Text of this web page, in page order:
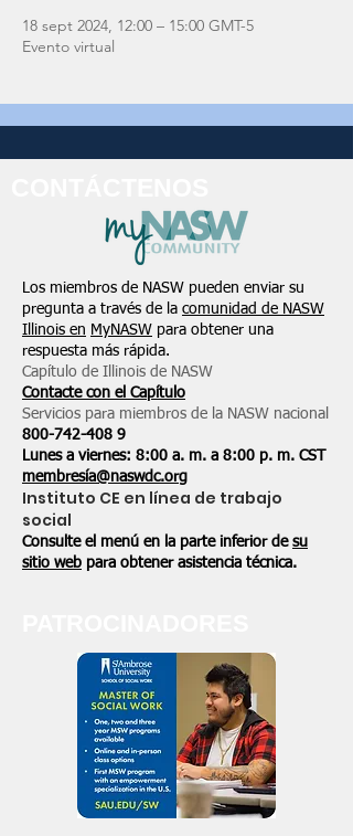
18 sept 2024, 12:00 – 15:00 GMT-5
Evento virtual
Los miembros de NASW pueden enviar su
pregunta a través de la comunidad de NASW
Illinois en MyNASW para obtener una
respuesta más rápida.
Capítulo de Illinois de NASW
Contacte con el Capítulo
Servicios para miembros de la NASW nacional
800-742-408 9
Lunes a viernes: 8:00 a. m. a 8:00 p. m. CST
membresía@naswdc.org
Instituto CE en línea de trabajo
social
Consulte el menú en la parte inferior de su
sitio web para obtener asistencia técnica.